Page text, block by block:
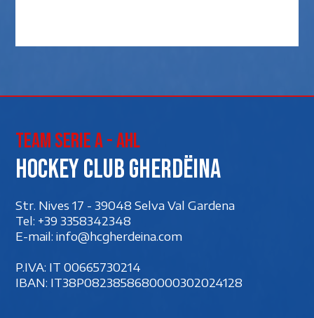
Team Serie A - AHL
Hockey club Gherdëina
Str. Nives 17 - 39048 Selva Val Gardena
Tel: +39 3358342348
E-mail: info@hcgherdeina.com
P.IVA: IT 00‍665730214
IBAN: IT38P0823858680000302024128